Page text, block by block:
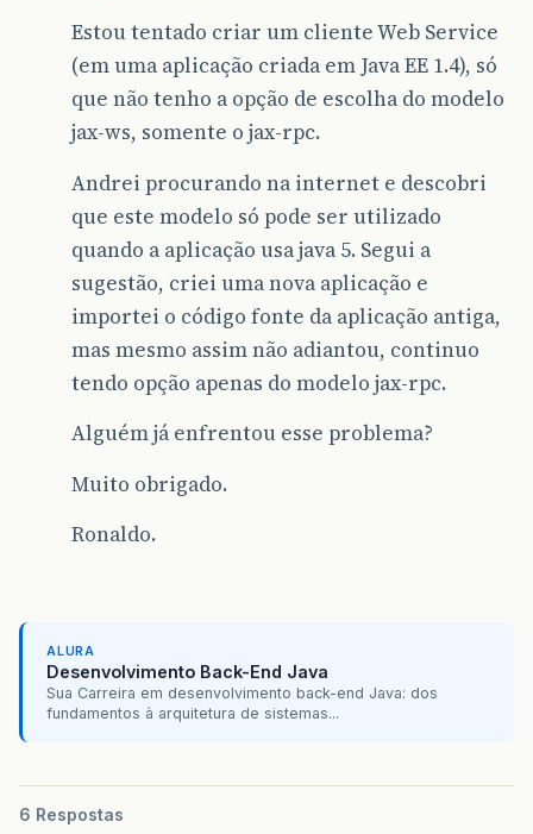
Estou tentado criar um cliente Web Service
(em uma aplicação criada em Java EE 1.4), só
que não tenho a opção de escolha do modelo
jax-ws, somente o jax-rpc.
Andrei procurando na internet e descobri
que este modelo só pode ser utilizado
quando a aplicação usa java 5. Segui a
sugestão, criei uma nova aplicação e
importei o código fonte da aplicação antiga,
mas mesmo assim não adiantou, continuo
tendo opção apenas do modelo jax-rpc.
Alguém já enfrentou esse problema?
Muito obrigado.
Ronaldo.
ALURA
Desenvolvimento Back-End Java
Sua Carreira em desenvolvimento back-end Java: dos
fundamentos à arquitetura de sistemas...
6 Respostas